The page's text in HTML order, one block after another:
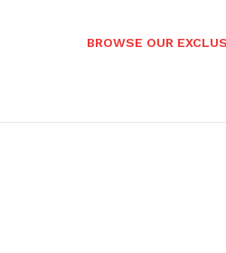
BROWSE OUR